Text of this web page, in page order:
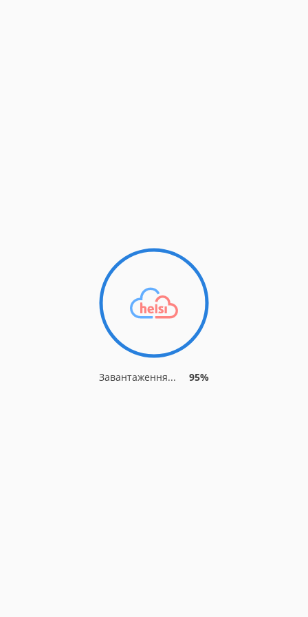
Завантаження... 95%